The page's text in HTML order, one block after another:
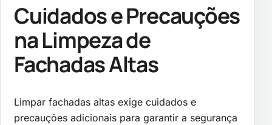
Cuidados e Precauções
na Limpeza de
Fachadas Altas
Limpar fachadas altas exige cuidados e
precauções adicionais para garantir a segurança